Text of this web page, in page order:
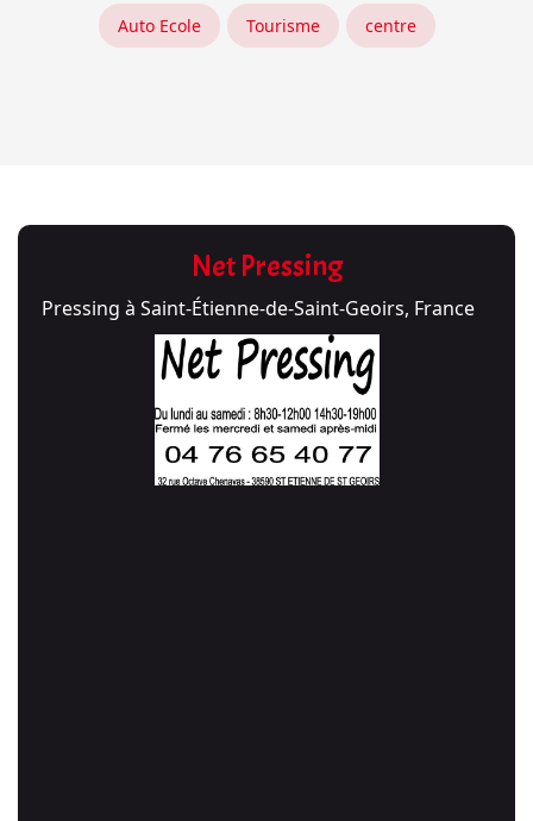
Auto Ecole Tourisme centre
Net Pressing
Pressing à Saint-Étienne-de-Saint-Geoirs, France